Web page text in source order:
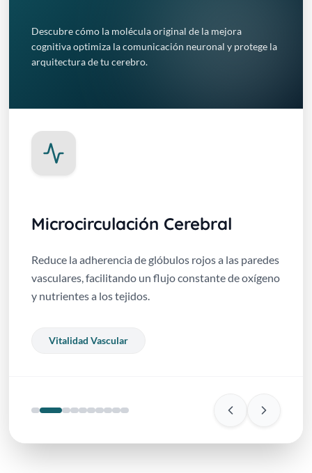
Descubre cómo la molécula original de la mejora
cognitiva optimiza la comunicación neuronal y protege la
arquitectura de tu cerebro.
Microcirculación Cerebral
Reduce la adherencia de glóbulos rojos a las paredes
vasculares, facilitando un flujo constante de oxígeno
y nutrientes a los tejidos.
Vitalidad Vascular